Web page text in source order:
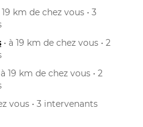
19 km de chez vous • 3
• à 19 km de chez vous • 2
à 19 km de chez vous • 2
vous • 3 intervenants